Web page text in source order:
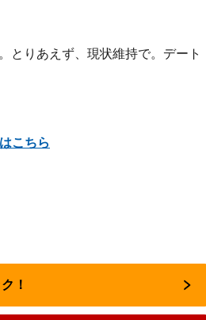
とりあえず、現状維持で。デート
こちら
！